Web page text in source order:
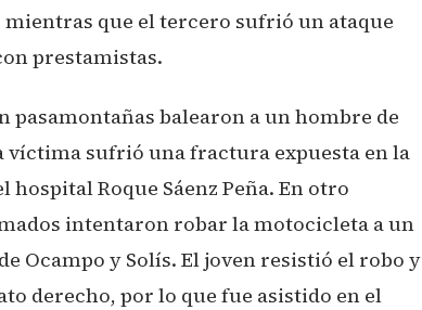
que el tercero sufrió un ataque
prestamistas.
pasamontañas balearon a un hombre de
víctima sufrió una fractura expuesta en la
Roque Sáenz Peña. En otro
intentaron robar la motocicleta a un
Ocampo y Solís. El joven resistió el robo y
derecho, por lo que fue asistido en el